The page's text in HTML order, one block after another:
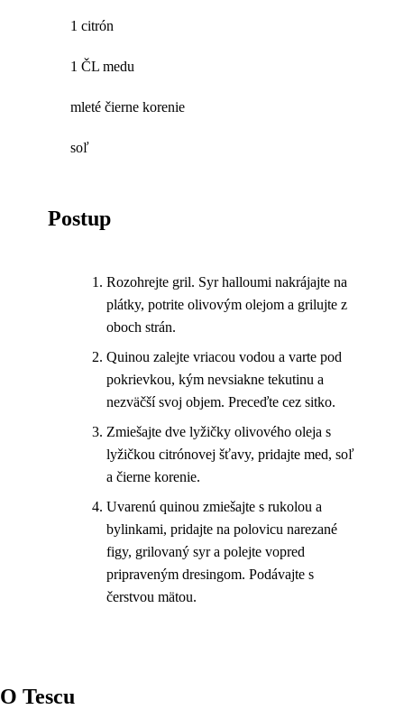
1 citrón
1 ČL medu
mleté čierne korenie
soľ
Postup
Rozohrejte gril. Syr halloumi nakrájajte na
plátky, potrite olivovým olejom a grilujte z
oboch strán.
Quinou zalejte vriacou vodou a varte pod
pokrievkou, kým nevsiakne tekutinu a
nezväčší svoj objem. Preceďte cez sitko.
Zmiešajte dve lyžičky olivového oleja s
lyžičkou citrónovej šťavy, pridajte med, soľ
a čierne korenie.
Uvarenú quinou zmiešajte s rukolou a
bylinkami, pridajte na polovicu narezané
figy, grilovaný syr a polejte vopred
pripraveným dresingom. Podávajte s
čerstvou mätou.
O Tescu